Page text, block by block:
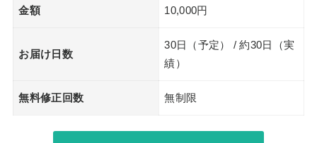
金額 10,000円
お届け日数
30日（予定） / 約30日（実
績）
無料修正回数 無制限